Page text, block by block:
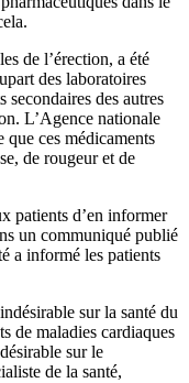
de l’érection, a été
des laboratoires
secondaires des autres
L’Agence nationale
ces médicaments
de rougeur et de
patients d’en informer
un communiqué publié
a informé les patients
sur la santé du
de maladies cardiaques
sur le
de la santé,